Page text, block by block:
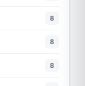
8
8
8